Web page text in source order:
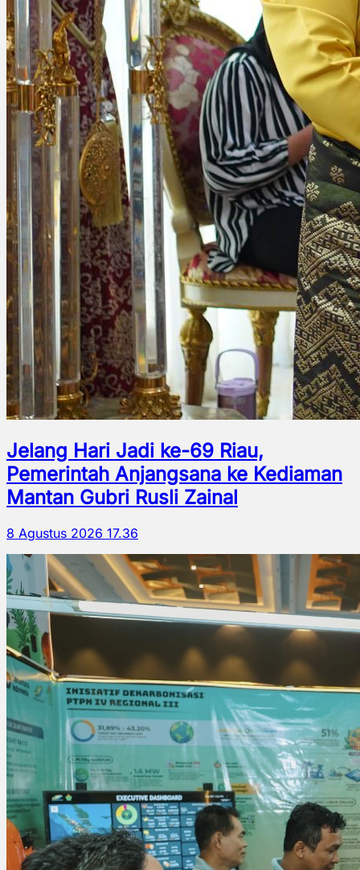
Jelang Hari Jadi ke-69 Riau,
Pemerintah Anjangsana ke Kediaman
Mantan Gubri Rusli Zainal
8 Agustus 2026 17.36